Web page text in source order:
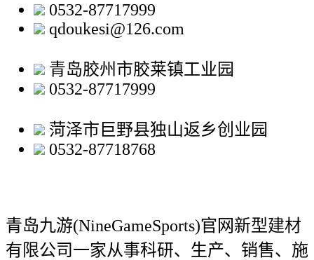
0532-87717999
qdoukesi@126.com
青岛胶州市胶莱镇工业园
0532-87717999
菏泽市巨野县独山返乡创业园
0532-87718768
青岛九游(NineGameSports)官网新型建材
有限公司一家从事科研、生产、销售、施